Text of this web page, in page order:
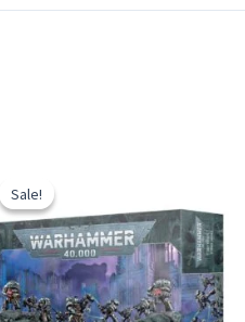
Sale!
Sale!